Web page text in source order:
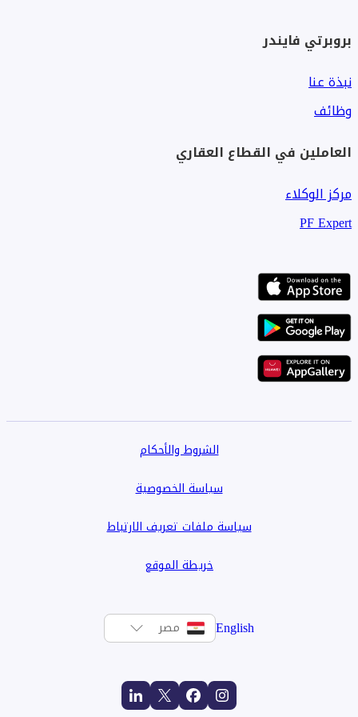
بروبرتي فايندر
نبذة عنا
وظائف
العاملين في القطاع العقاري
مركز الوكلاء
PF Expert
الشروط والأحكام
سياسة الخصوصية
سياسة ملفات تعريف الارتباط
خريطة الموقع
English مصر